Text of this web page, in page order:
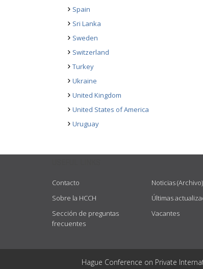
Spain
Sri Lanka
Sweden
Switzerland
Turkey
Ukraine
United Kingdom
United States of America
Uruguay
Contacto
Sobre la HCCH
Sección de preguntas
frecuentes
Noticias (Archivo)
Últimas
Vacantes
Hague Conference on Private